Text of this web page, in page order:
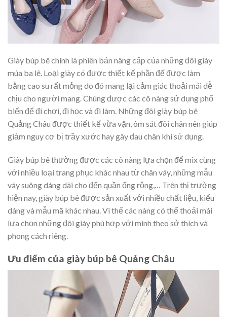
Giày búp bê chính là phiên bản nâng cấp của những đôi giày
múa ba lê. Loại giày có được thiết kế phần đế được làm
bằng cao su rất mỏng do đó mang lại cảm giác thoải mái dễ
chịu cho người mang. Chúng được các cô nàng sử dụng phổ
biến để đi chơi, đi học và đi làm. Những đôi giày búp bê
Quảng Châu được thiết kế vừa vặn, ôm sát đôi chân nên giúp
giảm nguy cơ bị trầy xước hay gây đau chân khi sử dụng.
Giày búp bê thường được các cô nàng lựa chọn để mix cùng
với nhiều loại trang phục khác nhau từ chân váy, những mẫu
váy suông dáng dài cho đến quần ống rộng,… Trên thị trường
hiện nay, giày búp bê được sản xuất với nhiều chất liệu, kiểu
dáng và mẫu mã khác nhau. Vì thế các nàng có thể thoải mái
lựa chọn những đôi giày phù hợp với mình theo sở thích và
phong cách riêng.
Ưu điểm của giày búp bê Quảng Châu